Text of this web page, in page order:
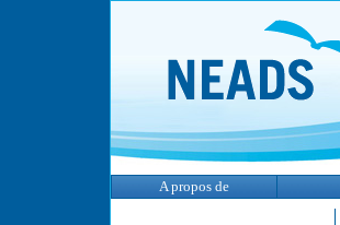
A propos de